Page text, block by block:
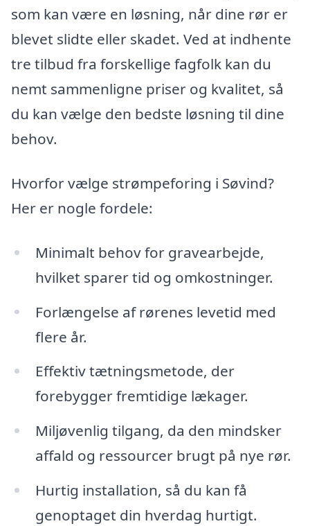
som kan være en løsning, når dine rør er
blevet slidte eller skadet. Ved at indhente
tre tilbud fra forskellige fagfolk kan du
nemt sammenligne priser og kvalitet, så
du kan vælge den bedste løsning til dine
behov.
Hvorfor vælge strømpeforing i Søvind?
Her er nogle fordele:
Minimalt behov for gravearbejde,
hvilket sparer tid og omkostninger.
Forlængelse af rørenes levetid med
flere år.
Effektiv tætningsmetode, der
forebygger fremtidige lækager.
Miljøvenlig tilgang, da den mindsker
affald og ressourcer brugt på nye rør.
Hurtig installation, så du kan få
genoptaget din hverdag hurtigt.